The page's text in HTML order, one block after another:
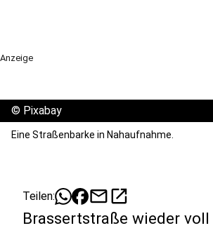
Anzeige
© Pixabay
Eine Straßenbarke in Nahaufnahme.
Teilen: mailopen_in_new
Brassertstraße wieder